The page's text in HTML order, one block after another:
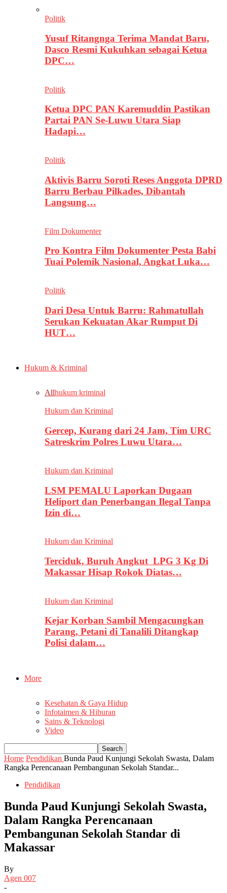
Politik
Yusuf Ritangnga Terima Mandat Baru,
Dasco Resmi Kukuhkan sebagai Ketua
DPC…
Politik
Ketua DPC PAN Karemuddin Pastikan
Partai PAN Se-Luwu Utara Siap
Hadapi…
Politik
Aktivis Barru Soroti Reses Anggota DPRD
Barru Berbau Pilkades, Dibantah
Langsung…
Film Dokumenter
Pro Kontra Film Dokumenter Pesta Babi
Tuai Polemik Nasional, Angkat Luka…
Politik
Dari Desa Untuk Barru: Rahmatullah
Serukan Kekuatan Akar Rumput Di
HUT…
Hukum & Kriminal
Allhukum kriminal
Hukum dan Kriminal
Gercep, Kurang dari 24 Jam, Tim URC
Satreskrim Polres Luwu Utara…
Hukum dan Kriminal
LSM PEMALU Laporkan Dugaan
Heliport dan Penerbangan Ilegal Tanpa
Izin di…
Hukum dan Kriminal
Terciduk, Buruh Angkut LPG 3 Kg Di
Makassar Hisap Rokok Diatas…
Hukum dan Kriminal
Kejar Korban Sambil Mengacungkan
Parang, Petani di Tanalili Ditangkap
Polisi dalam…
More
Kesehatan & Gaya Hidup
Infotaimen & Hiburan
Sains & Teknologi
Video
Home Pendidikan Bunda Paud Kunjungi Sekolah Swasta, Dalam
Rangka Perencanaan Pembangunan Sekolah Standar...
Pendidikan
Bunda Paud Kunjungi Sekolah Swasta,
Dalam Rangka Perencanaan
Pembangunan Sekolah Standar di
Makassar
By
Agen 007
-